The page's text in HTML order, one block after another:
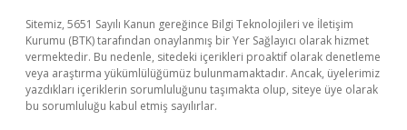
Sitemiz, 5651 Sayılı Kanun gereğince Bilgi Teknolojileri ve İletişim
Kurumu (BTK) tarafından onaylanmış bir Yer Sağlayıcı olarak hizmet
vermektedir. Bu nedenle, sitedeki içerikleri proaktif olarak denetleme
veya araştırma yükümlülüğümüz bulunmamaktadır. Ancak, üyelerimiz
yazdıkları içeriklerin sorumluluğunu taşımakta olup, siteye üye olarak
bu sorumluluğu kabul etmiş sayılırlar.